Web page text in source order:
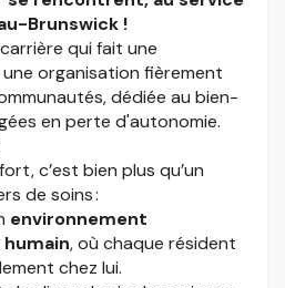
Brunswick !
qui fait une
une organisation fièrement
dédiée au bien-
en perte d'autonomie.
c’est bien plus qu’un
de soins :
environnement
, où chaque résident
chez lui.